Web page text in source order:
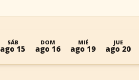
SÁB
ago 15
DOM
ago 16
MIÉ
ago 19
JUE
ago 20